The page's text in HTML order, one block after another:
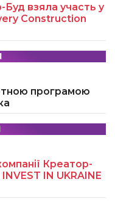
Буд взяла участь у
Construction
програмою
Креатор-
IN UKRAINE